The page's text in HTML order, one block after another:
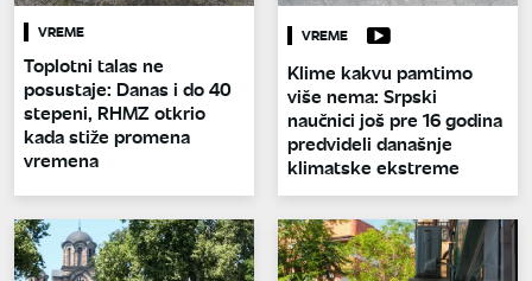
VREME
Toplotni talas ne
posustaje: Danas i do 40
stepeni, RHMZ otkrio
kada stiže promena
vremena
VREME
Klime kakvu pamtimo
više nema: Srpski
naučnici još pre 16 godina
predvideli današnje
klimatske ekstreme